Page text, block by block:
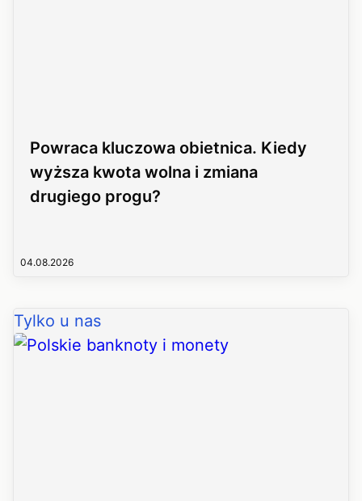
Powraca kluczowa obietnica. Kiedy
wyższa kwota wolna i zmiana
drugiego progu?
04.08.2026
Tylko u nas